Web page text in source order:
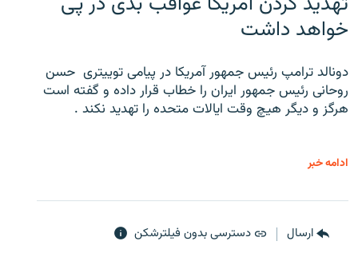
خواهد داشت
دونالد ترامپ رئیس جمهور آمریکا در پیامی توییتری ‌ حسن
روحانی رئیس جمهور ایران را خطاب قرار داده و گفته است
هرگز و دیگر هیچ وقت ایالات متحده را تهدید نکند .
ادامه خبر
ارسال دسترسی بدون فیلترشکن